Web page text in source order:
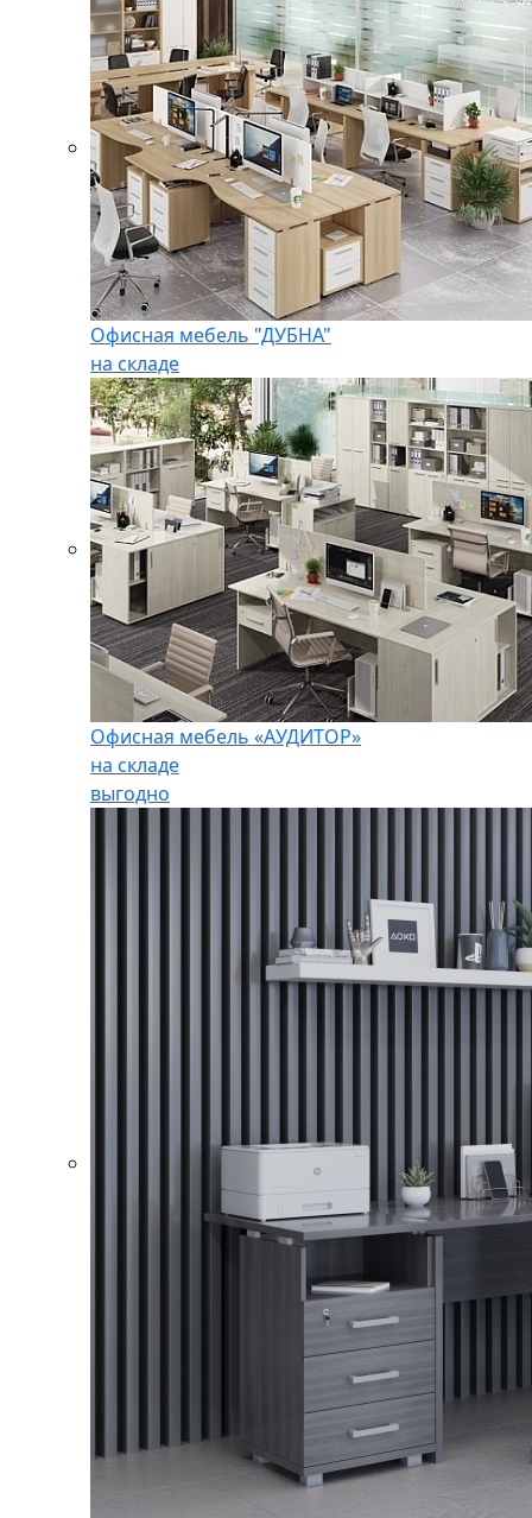
Офисная мебель "ДУБНА"
на складе
Офисная мебель «АУДИТОР»
на складе
выгодно